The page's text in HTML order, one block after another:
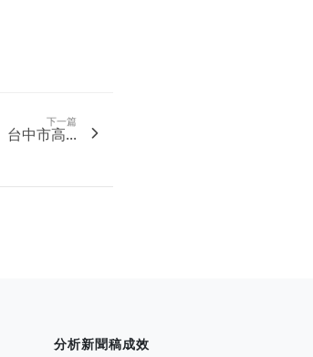
下一篇
台中市高...
分析新聞稿成效